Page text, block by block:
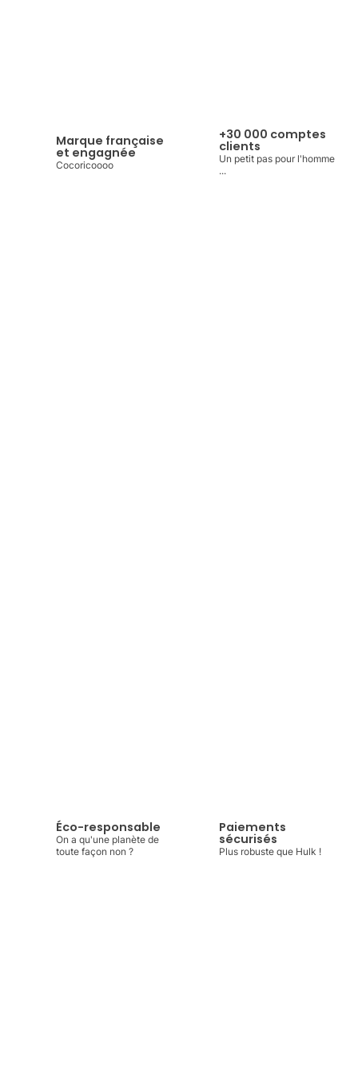
Marque française
et engagnée
Cocoricoooo
+30 000 comptes
clients
Un petit pas pour l'homme
...
Éco-responsable
On a qu'une planète de
toute façon non ?
Paiements
sécurisés
Plus robuste que Hulk !